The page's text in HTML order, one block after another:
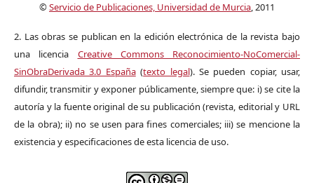
©Servicio de Publicaciones, Universidad de Murcia, 2011
2. Las obras se publican en la edición electrónica de la revista bajo
una licencia Creative Commons Reconocimiento-NoComercial-
SinObraDerivada 3.0 España(texto legal). Se pueden copiar, usar,
difundir, transmitir y exponer públicamente, siempre que: i) se cite la
autoría y la fuente original de su publicación (revista, editorial y URL
de la obra); ii) no se usen para fines comerciales; iii) se mencione la
existencia y especificaciones de esta licencia de uso.